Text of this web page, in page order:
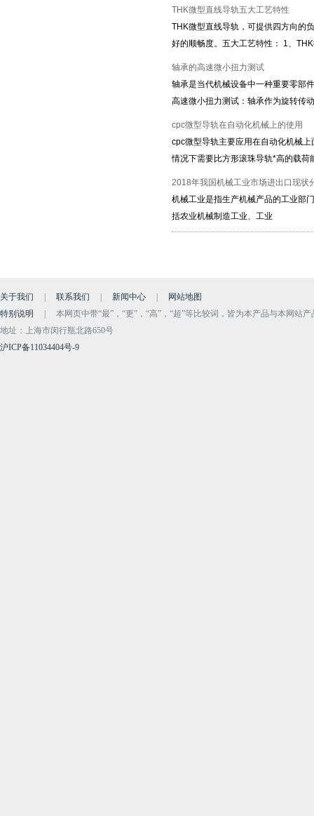
THK微型直线导轨五大工艺特性
THK微型直线导轨，可提供四方向的
好的顺畅度。五大工艺特性： 1、
轴承的高速微小扭力测试
轴承是当代机械设备中一种重要零部
高速微小扭力测试：轴承作为旋转传
cpc微型导轨在自动化机械上的使用
cpc微型导轨主要应用在自动化机械
情况下需要比方形滚珠导轨*高的载荷
2018年我国机械工业市场进出口现状
机械工业是指生产机械产品的工业部
括农业机械制造工业、工业
关于我们 | 联系我们 | 新闻中心 |
网站地图
特别说明
|
本网页中带“最”，“更”，“高”，“超”等比较词，皆为本产品与本网站
地址：上海市闵行瓶北路650号
沪ICP备11034404号-9